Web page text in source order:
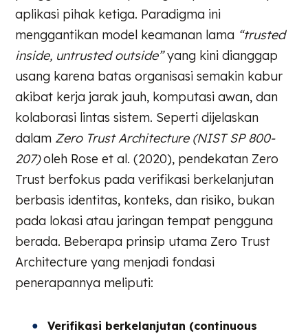
aplikasi pihak ketiga. Paradigma ini
menggantikan model keamanan lama “trusted
inside, untrusted outside”yang kini dianggap
usang karena batas organisasi semakin kabur
akibat kerja jarak jauh, komputasi awan, dan
kolaborasi lintas sistem. Seperti dijelaskan
dalam Zero Trust Architecture (NIST SP 800-
207)oleh Rose et al. (2020), pendekatan Zero
Trust berfokus pada verifikasi berkelanjutan
berbasis identitas, konteks, dan risiko, bukan
pada lokasi atau jaringan tempat pengguna
berada. Beberapa prinsip utama Zero Trust
Architecture yang menjadi fondasi
penerapannya meliputi:
Verifikasi berkelanjutan (continuous